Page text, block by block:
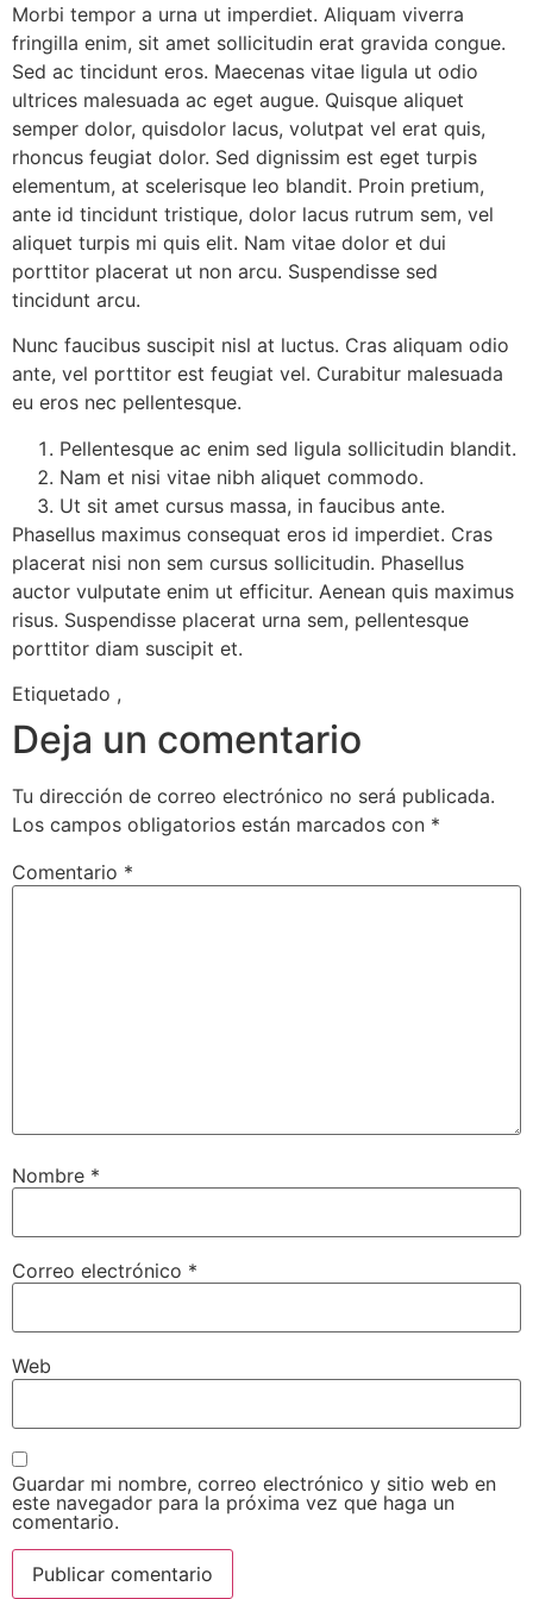
Morbi tempor a urna ut imperdiet. Aliquam viverra
fringilla enim, sit amet sollicitudin erat gravida congue.
Sed ac tincidunt eros. Maecenas vitae ligula ut odio
ultrices malesuada ac eget augue. Quisque aliquet
semper dolor, quisdolor lacus, volutpat vel erat quis,
rhoncus feugiat dolor. Sed dignissim est eget turpis
elementum, at scelerisque leo blandit. Proin pretium,
ante id tincidunt tristique, dolor lacus rutrum sem, vel
aliquet turpis mi quis elit. Nam vitae dolor et dui
porttitor placerat ut non arcu. Suspendisse sed
tincidunt arcu.
Nunc faucibus suscipit nisl at luctus. Cras aliquam odio
ante, vel porttitor est feugiat vel. Curabitur malesuada
eu eros nec pellentesque.
Pellentesque ac enim sed ligula sollicitudin blandit.
Nam et nisi vitae nibh aliquet commodo.
Ut sit amet cursus massa, in faucibus ante.
Phasellus maximus consequat eros id imperdiet. Cras
placerat nisi non sem cursus sollicitudin. Phasellus
auctor vulputate enim ut efficitur. Aenean quis maximus
risus. Suspendisse placerat urna sem, pellentesque
porttitor diam suscipit et.
Etiquetado ,
Deja un comentario
Tu dirección de correo electrónico no será publicada.
Los campos obligatorios están marcados con *
Comentario *
Nombre *
Correo electrónico *
Web
Guardar mi nombre, correo electrónico y sitio web en
este navegador para la próxima vez que haga un
comentario.